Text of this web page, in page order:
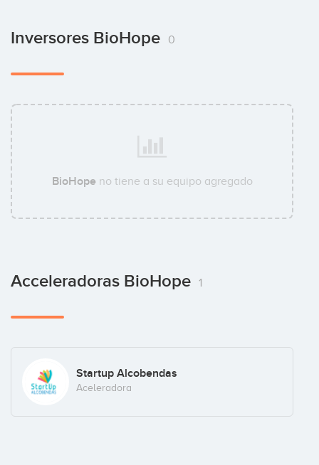
Inversores BioHope 0
BioHopeno tiene a su equipo agregado
Acceleradoras BioHope 1
Startup Alcobendas
Aceleradora